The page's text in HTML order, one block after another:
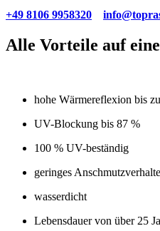
+49 8106 9958320
Alle Vorteile auf
hohe Wärmereflexion bis
UV-Blockung bis 87 %
100 % UV-beständig
geringes
wasserdicht
Lebensdauer von über 25